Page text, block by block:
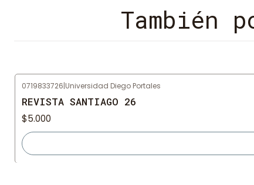
También
0719833726|Universidad Diego Portales
REVISTA SANTIAGO 26
$5.000